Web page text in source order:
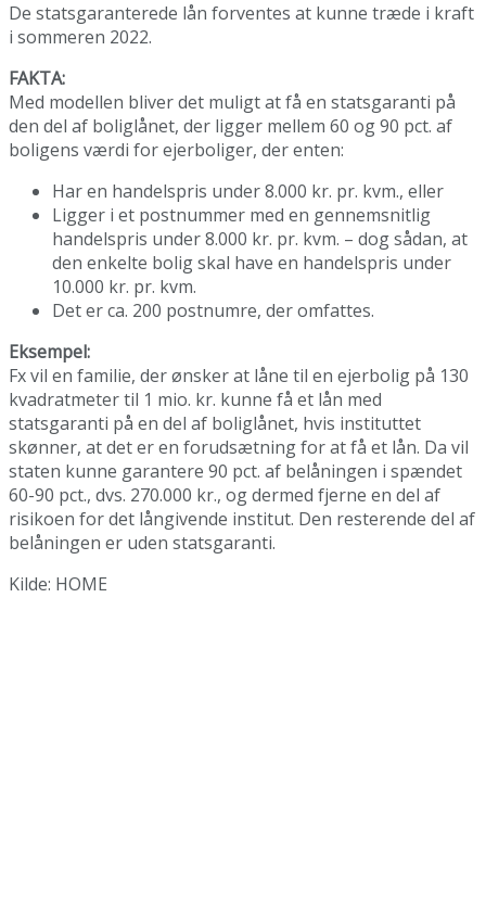
De statsgaranterede lån forventes at kunne træde i kraft
i sommeren 2022.
FAKTA:
Med modellen bliver det muligt at få en statsgaranti på
den del af boliglånet, der ligger mellem 60 og 90 pct. af
boligens værdi for ejerboliger, der enten:
Har en handelspris under 8.000 kr. pr. kvm., eller
Ligger i et postnummer med en gennemsnitlig
handelspris under 8.000 kr. pr. kvm. – dog sådan, at
den enkelte bolig skal have en handelspris under
10.000 kr. pr. kvm.
Det er ca. 200 postnumre, der omfattes.
Eksempel:
Fx vil en familie, der ønsker at låne til en ejerbolig på 130
kvadratmeter til 1 mio. kr. kunne få et lån med
statsgaranti på en del af boliglånet, hvis instituttet
skønner, at det er en forudsætning for at få et lån. Da vil
staten kunne garantere 90 pct. af belåningen i spændet
60-90 pct., dvs. 270.000 kr., og dermed fjerne en del af
risikoen for det långivende institut. Den resterende del af
belåningen er uden statsgaranti.
Kilde: HOME